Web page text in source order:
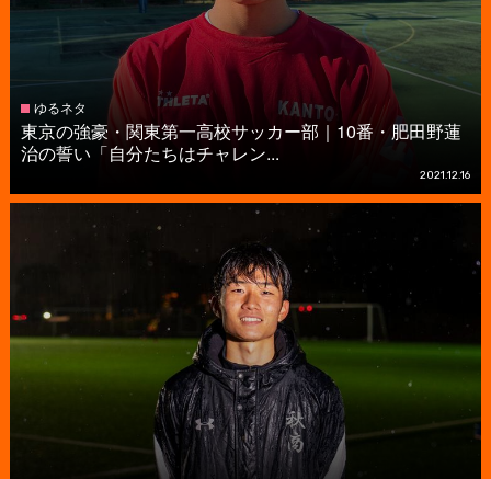
ゆるネタ
東京の強豪・関東第一高校サッカー部｜10番・肥田野蓮
治の誓い「自分たちはチャレン...
2021.12.16